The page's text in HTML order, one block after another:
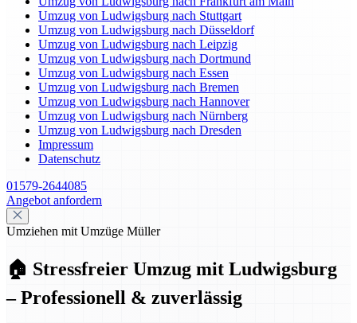
Umzug von Ludwigsburg nach Stuttgart
Umzug von Ludwigsburg nach Düsseldorf
Umzug von Ludwigsburg nach Leipzig
Umzug von Ludwigsburg nach Dortmund
Umzug von Ludwigsburg nach Essen
Umzug von Ludwigsburg nach Bremen
Umzug von Ludwigsburg nach Hannover
Umzug von Ludwigsburg nach Nürnberg
Umzug von Ludwigsburg nach Dresden
Impressum
Datenschutz
01579-2644085
Angebot anfordern
Umziehen mit Umzüge Müller
🏠 Stressfreier Umzug mit Ludwigsburg
– Professionell & zuverlässig